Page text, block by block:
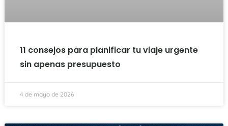
11 consejos para planificar tu viaje urgente
sin apenas presupuesto
4 de mayo de 2026